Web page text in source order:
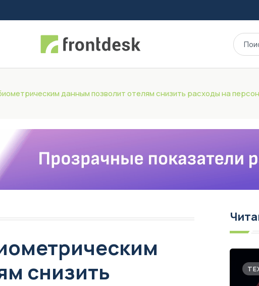
данным позволит отелям снизить расходы на
снизить